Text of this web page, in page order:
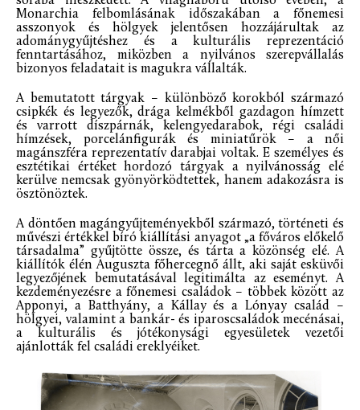
Monarchia felbomlásának időszakában a főnemesi
asszonyok és hölgyek jelentősen hozzájárultak az
adománygyűjtéshez és a kulturális reprezentáció
fenntartásához, miközben a nyilvános szerepvállalás
bizonyos feladatait is magukra vállalták.
A bemutatott tárgyak – különböző korokból származó
csipkék és legyezők, drága kelmékből gazdagon hímzett
és varrott díszpárnák, kelengyedarabok, régi családi
hímzések, porcelánfigurák és miniatűrök – a női
magánszféra reprezentatív darabjai voltak. E személyes és
esztétikai értéket hordozó tárgyak a nyilvánosság elé
kerülve nemcsak gyönyörködtettek, hanem adakozásra is
ösztönöztek.
A döntően magángyűjteményekből származó, történeti és
művészi értékkel bíró kiállítási anyagot „a főváros előkelő
társadalma” gyűjtötte össze, és tárta a közönség elé. A
kiállítók élén Auguszta főhercegnő állt, aki saját esküvői
legyezőjének bemutatásával legitimálta az eseményt. A
kezdeményezésre a főnemesi családok – többek között az
Apponyi, a Batthyány, a Kállay és a Lónyay család –
hölgyei, valamint a bankár- és iparoscsaládok mecénásai,
a kulturális és jótékonysági egyesületek vezetői
ajánlották fel családi ereklyéiket.